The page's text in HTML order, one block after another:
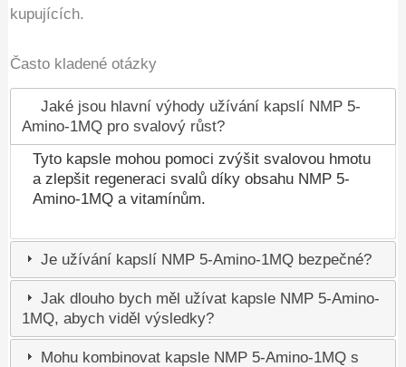
kupujících.
Často kladené otázky
Jaké jsou hlavní výhody užívání kapslí NMP 5-
Amino-1MQ pro svalový růst?
Tyto kapsle mohou pomoci zvýšit svalovou hmotu
a zlepšit regeneraci svalů díky obsahu NMP 5-
Amino-1MQ a vitamínům.
Je užívání kapslí NMP 5-Amino-1MQ bezpečné?
Jak dlouho bych měl užívat kapsle NMP 5-Amino-
1MQ, abych viděl výsledky?
Mohu kombinovat kapsle NMP 5-Amino-1MQ s